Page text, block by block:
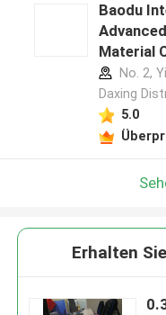
Baodu
Material
No. 2,
Daxing
5.0
Erhalten